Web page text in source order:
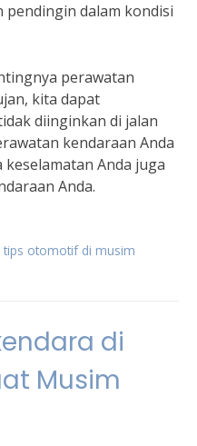
pendingin dalam kondisi
perawatan
kita dapat
diinginkan di jalan
kendaraan Anda
Anda juga
Anda.
tips otomotif di musim
di
Musim